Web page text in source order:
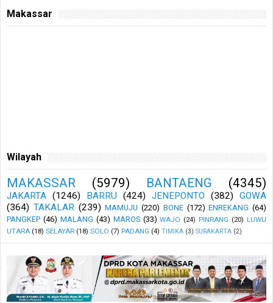
Makassar
Wilayah
MAKASSAR (5979) BANTAENG (4345)
JAKARTA (1246) BARRU (424) JENEPONTO (382)
GOWA
(364) TAKALAR (239) MAMUJU (220) BONE (172) ENREKANG (64)
PANGKEP (46) MALANG (43) MAROS (33) WAJO (24) PINRANG (20) LUWU
UTARA (18) SELAYAR (18) SOLO (7) PADANG (4) TIMIKA (3) SURAKARTA (2)